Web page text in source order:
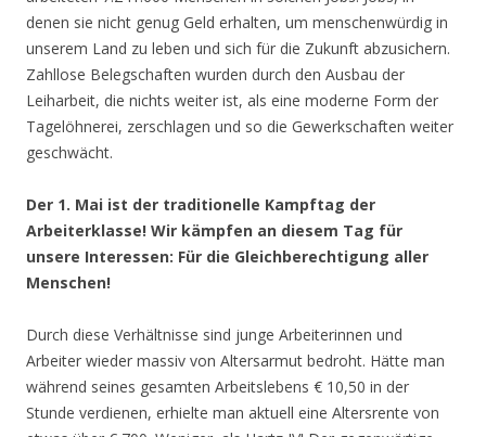
denen sie nicht genug Geld erhalten, um menschenwürdig in
unserem Land zu leben und sich für die Zukunft abzusichern.
Zahllose Belegschaften wurden durch den Ausbau der
Leiharbeit, die nichts weiter ist, als eine moderne Form der
Tagelöhnerei, zerschlagen und so die Gewerkschaften weiter
geschwächt.
Der 1. Mai ist der traditionelle Kampftag der
Arbeiterklasse! Wir kämpfen an diesem Tag für
unsere Interessen: Für die Gleichberechtigung aller
Menschen!
Durch diese Verhältnisse sind junge Arbeiterinnen und
Arbeiter wieder massiv von Altersarmut bedroht. Hätte man
während seines gesamten Arbeitslebens € 10,50 in der
Stunde verdienen, erhielte man aktuell eine Altersrente von